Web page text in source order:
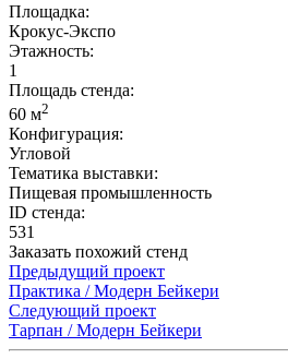
Площадка:
Крокус-Экспо
Этажность:
1
Площадь стенда:
60 м2
Конфигурация:
Угловой
Тематика выставки:
Пищевая промышленность
ID стенда:
531
Заказать похожий стенд
Предыдущий проект
Практика / Модерн Бейкери
Следующий проект
Тарпан / Модерн Бейкери